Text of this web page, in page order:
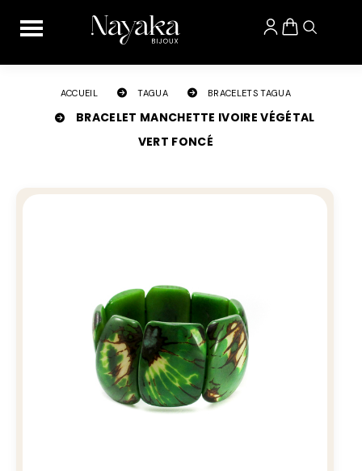
ACCUEIL TAGUA BRACELETS TAGUA
BRACELET MANCHETTE IVOIRE VÉGÉTAL
VERT FONCÉ